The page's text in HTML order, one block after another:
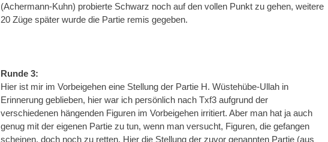
(Achermann-Kuhn) probierte Schwarz noch auf den vollen Punkt zu gehen, weitere
20 Züge später wurde die Partie remis gegeben.
Runde 3:
Hier ist mir im Vorbeigehen eine Stellung der Partie H. Wüstehübe-Ullah in
Erinnerung geblieben, hier war ich persönlich nach Txf3 aufgrund der
verschiedenen hängenden Figuren im Vorbeigehen irritiert. Aber man hat ja auch
genug mit der eigenen Partie zu tun, wenn man versucht, Figuren, die gefangen
scheinen, doch noch zu retten. Hier die Stellung der zuvor genannten Partie (aus